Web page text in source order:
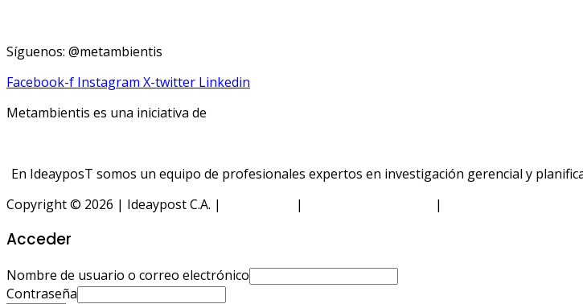
Síguenos: @metambientis
Facebook-f Instagram X-twitter Linkedin
Metambientis es una iniciativa de
En IdeayposT somos un equipo de profesionales expertos en investigación gerencial y
Copyright © 2026 | Ideaypost C.A. |
| |
Acceder
Nombre de usuario o correo electrónico
Contraseña